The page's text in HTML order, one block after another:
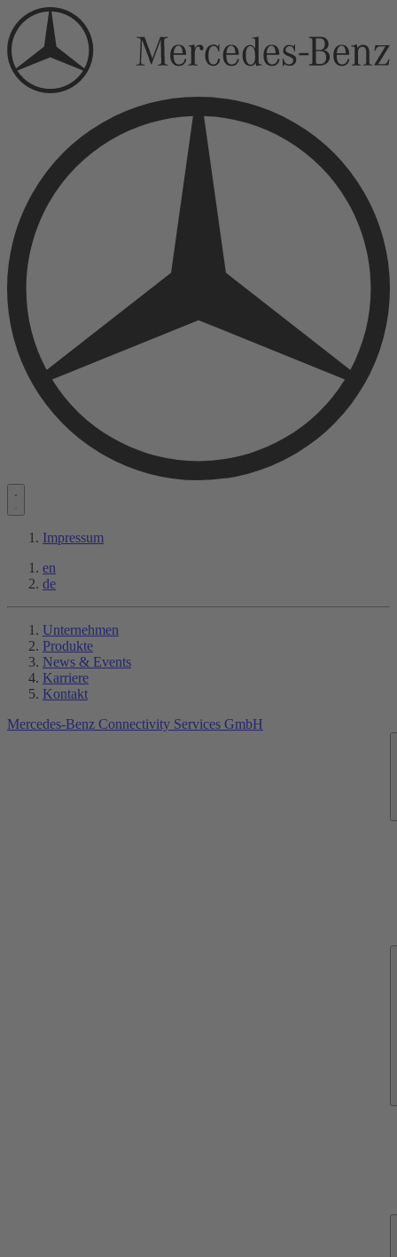
Impressum
en
de
Unternehmen
Produkte
News & Events
Karriere
Kontakt
Mercedes-Benz Connectivity Services GmbH